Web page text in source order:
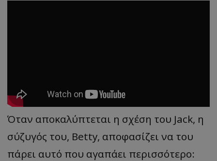
Όταν αποκαλύπτεται η σχέση του Jack, η
σύζυγός του, Betty, αποφασίζει να του
πάρει αυτό που αγαπάει περισσότερο: